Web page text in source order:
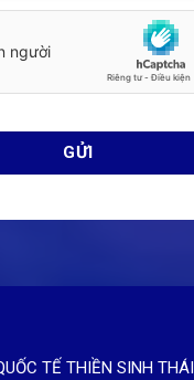
TẾ THIỀN SINH THÁI